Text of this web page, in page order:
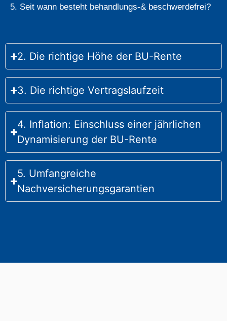
5. Seit wann besteht behandlungs-& beschwerdefrei?
2. Die richtige Höhe der BU-Rente
3. Die richtige Vertragslaufzeit
4. Inflation: Einschluss einer jährlichen
Dynamisierung der BU-Rente
5. Umfangreiche
Nachversicherungsgarantien